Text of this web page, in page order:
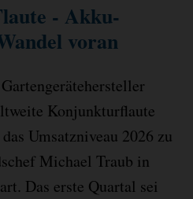
- Akku-
voran
Konjunkturflaute
Umsatzniveau 2026 zu
Michael Traub in
Das erste Quartal sei